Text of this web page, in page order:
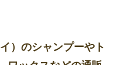
）のシャンプーやト